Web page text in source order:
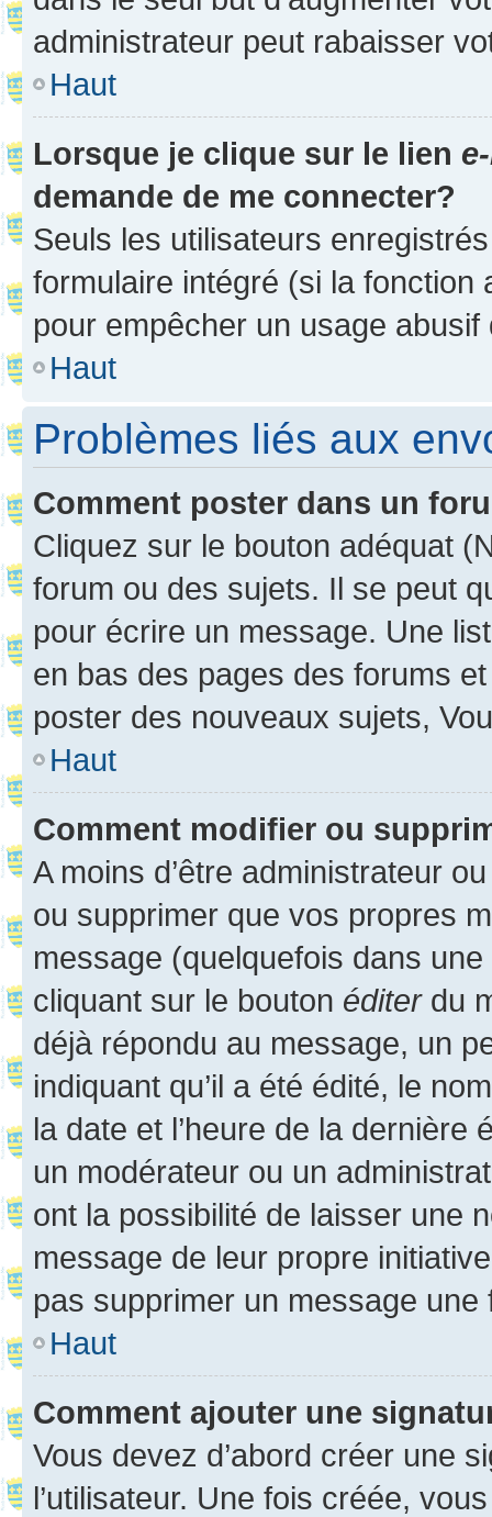
administrateur peut rabaisser
Haut
Lorsque je clique sur le lien
demande de me connecter?
Seuls les utilisateurs
formulaire intégré (si la fonction
pour empêcher un usage
Haut
Problèmes liés aux
Comment poster dans un
Cliquez sur le bouton adéquat
forum ou des sujets. Il se peut
pour écrire un message. Une
en bas des pages des forums
poster des nouveaux sujets,
Haut
Comment modifier ou
A moins d’être administrateur
ou supprimer que vos propres
message (quelquefois dans
cliquant sur le bouton éditerdu
déjà répondu au message, un
indiquant qu’il a été édité, le
la date et l’heure de la dernière
un modérateur ou un
ont la possibilité de laisser une
message de leur propre
pas supprimer un message une
Haut
Comment ajouter une
Vous devez d’abord créer une
l’utilisateur. Une fois créée,